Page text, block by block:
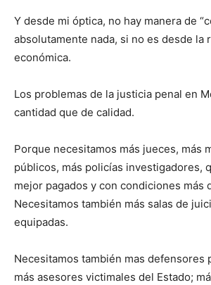
Y desde mi óptica, no hay manera de
absolutamente nada, si no es desde la
económica.
Los problemas de la justicia penal en
cantidad que de calidad.
Porque necesitamos más jueces, más
públicos, más policías investigadores,
mejor pagados y con condiciones más
Necesitamos también más salas de
equipadas.
Necesitamos también mas defensores
más asesores victimales del Estado;